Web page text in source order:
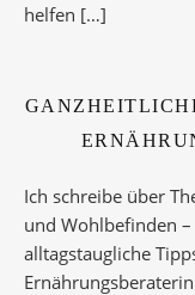
helfen […]
Ich schreibe über
und Wohlbefinden
alltagstaugliche